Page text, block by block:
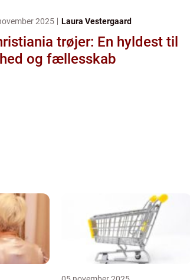
2025 Laura Vestergaard
trøjer: En hyldest til
og fællesskab